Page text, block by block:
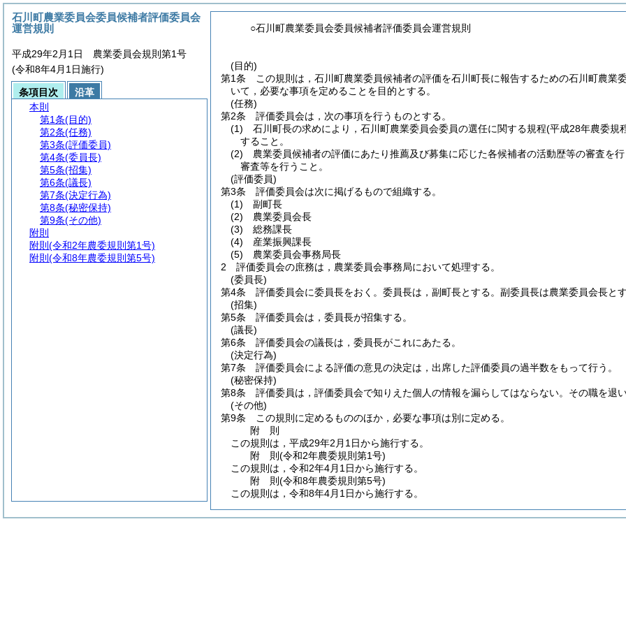
○石川町農業委員会委員候補者評価委員会運営規則
(目的)
第1条
この規則は，石川町農業委員候補者の評価を石川町長に報告するための石川町農業
いて，必要な事項を定めることを目的とする。
(任務)
第2条
評価委員会は，次の事項を行うものとする。
(1)
石川町長の求めにより，石川町農業委員会委員の選任に関する規程(平成28年農委規
すること。
(2)
農業委員候補者の評価にあたり推薦及び募集に応じた各候補者の活動歴等の審査を
審査等を行うこと。
(評価委員)
第3条
評価委員会は次に掲げるもので組織する。
(1)
副町長
(2)
農業委員会長
(3)
総務課長
(4)
産業振興課長
(5)
農業委員会事務局長
2
評価委員会の庶務は，農業委員会事務局において処理する。
(委員長)
第4条
評価委員会に委員長をおく。 委員長は，副町長とする。 副委員長は農業委員会長とす
(招集)
第5条
評価委員会は，委員長が招集する。
(議長)
第6条
評価委員会の議長は，委員長がこれにあたる。
(決定行為)
第7条
評価委員会による評価の意見の決定は，出席した評価委員の過半数をもって行う。
(秘密保持)
第8条
評価委員は，評価委員会で知りえた個人の情報を漏らしてはならない。 その職を退
(その他)
第9条
この規則に定めるもののほか，必要な事項は別に定める。
附 則
この規則は，平成29年2月1日から施行する。
附 則(令和2年農委規則第1号)
この規則は，令和2年4月1日から施行する。
附 則(令和8年農委規則第5号)
この規則は，令和8年4月1日から施行する。
石川町農業委員会委員候補者評価委員会
運営規則
平成29年2月1日 農業委員会規則第1号
(令和8年4月1日施行)
条項目次
沿革
本則
第1条(目的)
第2条(任務)
第3条(評価委員)
第4条(委員長)
第5条(招集)
第6条(議長)
第7条(決定行為)
第8条(秘密保持)
第9条(その他)
附則
附則 (令和2年農委規則第1号)
附則 (令和8年農委規則第5号)